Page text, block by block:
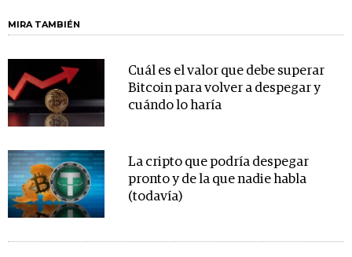
MIRA TAMBIÉN
Cuál es el valor que debe superar
Bitcoin para volver a despegar y
cuándo lo haría
La cripto que podría despegar
pronto y de la que nadie habla
(todavía)